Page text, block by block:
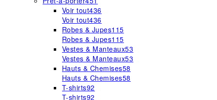
Voir tout436
Voir tout436
Robes & Jupes115
Robes & Jupes115
Vestes & Manteaux53
Vestes & Manteaux53
Hauts & Chemises58
Hauts & Chemises58
T-shirts92
T-shirts92